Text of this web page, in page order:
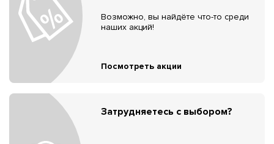
Возможно, вы найдёте что-то среди
наших акций!
Посмотреть акции
Затрудняетесь с выбором?